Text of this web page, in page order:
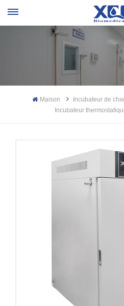
Maison
Incubateur de
Incubateur